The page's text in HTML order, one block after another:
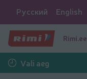
Русский English
Rimi.ee
Vali aeg